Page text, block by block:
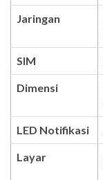
Jaringan
SIM
Dimensi
LED Notifikasi
Layar